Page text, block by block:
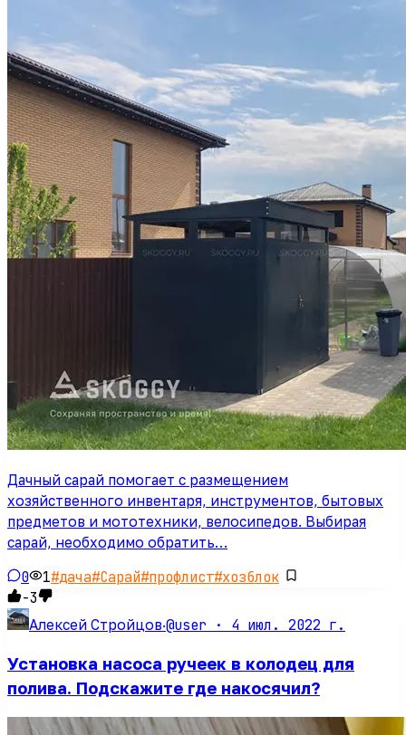
Дачный сарай помогает с размещением
хозяйственного инвентаря, инструментов, бытовых
предметов и мототехники, велосипедов. Выбирая
сарай, необходимо обратить…
0 1#дача#Сарай#профлист#хозблок
-3
Алексей Стройцов·@user · 4 июл. 2022 г.
Установка насоса ручеек в колодец для
полива. Подскажите где накосячил?